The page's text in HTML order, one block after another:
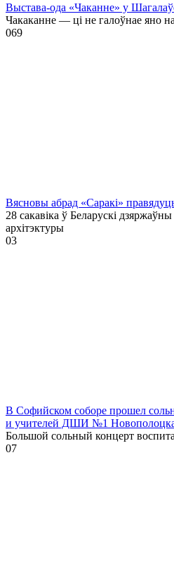
Выстава-ода «Чаканне» у
Чакаканне — ці не галоўнае яно
069
Вясновы абрад «Саракі»
28 сакавіка ў Беларускі
архітэктуры
03
В Софийском соборе прошел
и учителей ДШИ №1
Большой сольный концерт
07